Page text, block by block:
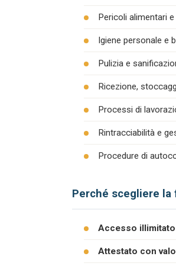
Pericoli alimentari
Igiene personale e
Pulizia e
Ricezione,
Processi di
Rintracciabilità e
Procedure di
Perché scegliere
Accesso illimitato
Attestato con